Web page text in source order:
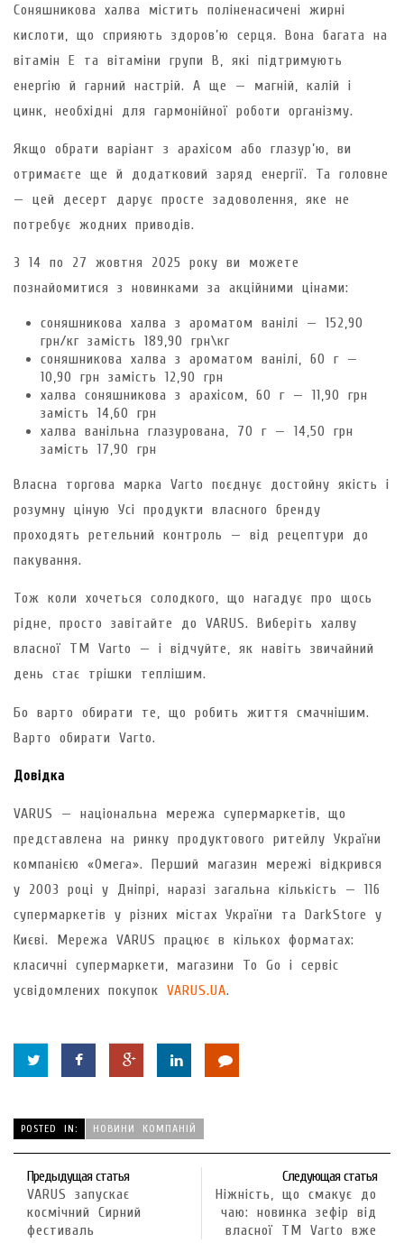
Соняшникова халва містить поліненасичені жирні
кислоти, що сприяють здоров’ю серця. Вона багата на
вітамін Е та вітаміни групи В, які підтримують
енергію й гарний настрій. А ще — магній, калій і
цинк, необхідні для гармонійної роботи організму.
Якщо обрати варіант з арахісом або глазур’ю, ви
отримаєте ще й додатковий заряд енергії. Та головне
— цей десерт дарує просте задоволення, яке не
потребує жодних приводів.
З 14 по 27 жовтня 2025 року ви можете
познайомитися з новинками за акційними цінами:
соняшникова халва з ароматом ванілі — 152,90
грн/кг замість 189,90 грн\кг
соняшникова халва з ароматом ванілі, 60 г —
10,90 грн замість 12,90 грн
халва соняшникова з арахісом, 60 г — 11,90 грн
замість 14,60 грн
халва ванільна глазурована, 70 г — 14,50 грн
замість 17,90 грн
Власна торгова марка Varto поєднує достойну якість і
розумну ціную Усі продукти власного бренду
проходять ретельний контроль — від рецептури до
пакування.
Тож коли хочеться солодкого, що нагадує про щось
рідне, просто завітайте до VARUS. Виберіть халву
власної ТМ Varto — і відчуйте, як навіть звичайний
день стає трішки теплішим.
Бо варто обирати те, що робить життя смачнішим.
Варто обирати Varto.
Довідка
VARUS — національна мережа супермаркетів, що
представлена на ринку продуктового ритейлу України
компанією «Омега». Перший магазин мережі відкрився
у 2003 році у Дніпрі, наразі загальна кількість — 116
супермаркетів у різних містах України та DarkStore у
Києві. Мережа VARUS працює в кількох форматах:
класичні супермаркети, магазини To Go і сервіс
усвідомлених покупок VARUS.UA.
POSTED IN: НОВИНИ КОМПАНІЙ
Предыдущая статья
VARUS запускає
космічний Сирний
фестиваль
Следующая статья
Ніжність, що смакує до
чаю: новинка зефір від
власної ТМ Varto вже